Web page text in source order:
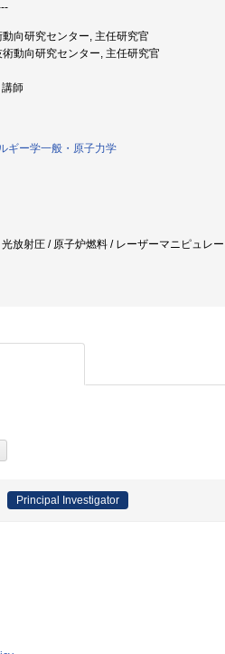
向研究センター, 主任研究官
動向研究センター, 主任研究官
師
ギー学一般・原子力学
放射圧 / 原子炉燃料 / レーザーマニピュレ
Principal Investigator